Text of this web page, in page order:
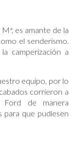
es amante de la
el senderismo.
camperización a
equipo, por lo
corrieron a
Ford de manera
para que pudiesen